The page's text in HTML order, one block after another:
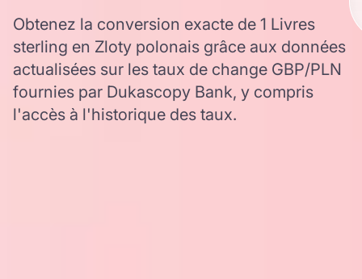
Obtenez la conversion exacte de 1 Livres
sterling en Zloty polonais grâce aux données
actualisées sur les taux de change GBP/PLN
fournies par Dukascopy Bank, y compris
l'accès à l'historique des taux.